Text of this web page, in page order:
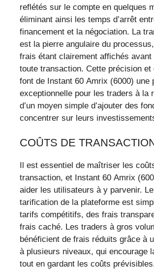
reflétés sur le compte en quelques
éliminant ainsi les temps d’arrêt
financement et la négociation. La
est la pierre angulaire du
frais étant clairement affichés avant
toute transaction. Cette précision et
font de Instant 60 Amrix (6000) une
exceptionnelle pour les traders à la
d’un moyen simple d’ajouter des
concentrer sur leurs
COÛTS DE
Il est essentiel de maîtriser les
transaction, et Instant 60 Amrix
aider les utilisateurs à y parvenir.
tarification de la plateforme est
tarifs compétitifs, des frais
frais caché. Les traders à gros
bénéficient de frais réduits grâce à
à plusieurs niveaux, qui encourage
tout en gardant les coûts